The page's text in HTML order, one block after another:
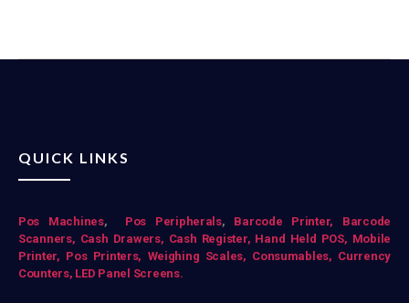
QUICK LINKS
Pos Machines, Pos Peripherals, Barcode Printer,
Barcode
Scanners, Cash Drawers, Cash Register, Hand Held POS, Mobile
Printer, Pos Printers, Weighing Scales, Consumables, Currency
Counters, LED Panel Screens.